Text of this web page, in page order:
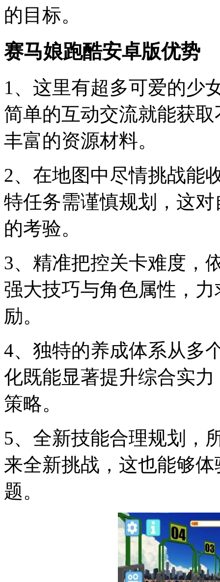
的目标。
赛马娘跑酷安卓版优势
1、这里有超多可爱的少
简单的互动交流就能获
丰富的资源材料。
2、在地图中尽情挑战能
特任务需谨慎规划，这
的考验。
3、精准把控关卡难度，
强大技巧与角色属性，
励。
4、独特的养成体系从多
化既能显著提升综合实
策略。
5、全新技能合理规划，
来全新挑战，这也能够
题。